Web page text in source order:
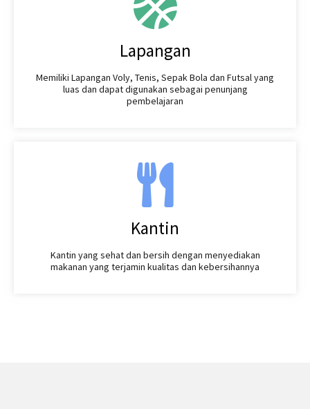
Lapangan
Memiliki Lapangan Voly, Tenis, Sepak Bola dan Futsal yang
luas dan dapat digunakan sebagai penunjang
pembelajaran
Kantin
Kantin yang sehat dan bersih dengan menyediakan
makanan yang terjamin kualitas dan kebersihannya